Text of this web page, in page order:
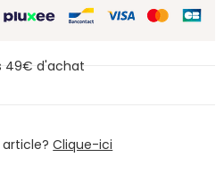
49€ d'achat
article?Clique-ici